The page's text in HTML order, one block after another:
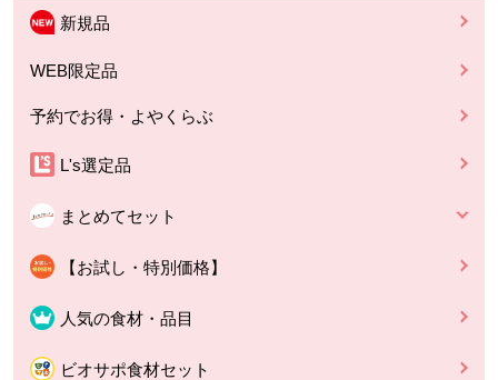
新規品
WEB限定品
予約でお得・よやくらぶ
L's選定品
まとめてセット
【お試し・特別価格】
人気の食材・品目
ビオサポ食材セット